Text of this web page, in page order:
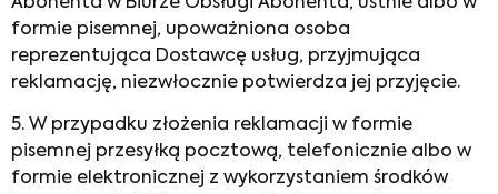
formie pisemnej, upoważniona osoba
reprezentująca Dostawcę usług, przyjmująca
reklamację, niezwłocznie potwierdza jej przyjęcie.
5. W przypadku złożenia reklamacji w formie
pisemnej przesyłką pocztową, telefonicznie albo w
formie elektronicznej z wykorzystaniem środków